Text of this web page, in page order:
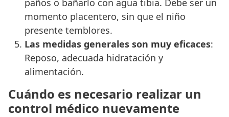
momento placentero, sin que el niño
presente temblores.
Las medidas generales son muy eficaces:
Reposo, adecuada hidratación y
alimentación.
Cuándo es necesario realizar un
control médico nuevamente